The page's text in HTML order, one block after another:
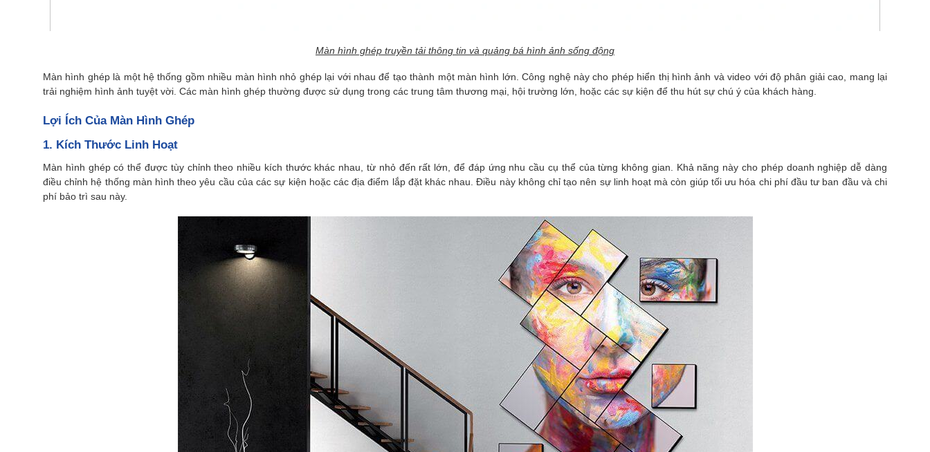
Màn hình ghép truyền tải thông tin và quảng bá hình ảnh sống động
Màn hình ghép là một hệ thống gồm nhiều màn hình nhỏ ghép lại với nhau để tạo thành một màn hình lớn. Công nghệ này cho phép hiển thị hình ảnh và video với độ phân giải cao, mang lại
trải nghiệm hình ảnh tuyệt vời. Các màn hình ghép thường được sử dụng trong các trung tâm thương mại, hội trường lớn, hoặc các sự kiện để thu hút sự chú ý của khách hàng.
Lợi Ích Của Màn Hình Ghép
1. Kích Thước Linh Hoạt
Màn hình ghép có thể được tùy chỉnh theo nhiều kích thước khác nhau, từ nhỏ đến rất lớn, để đáp ứng nhu cầu cụ thể của từng không gian. Khả năng này cho phép doanh nghiệp dễ dàng
điều chỉnh hệ thống màn hình theo yêu cầu của các sự kiện hoặc các địa điểm lắp đặt khác nhau. Điều này không chỉ tạo nên sự linh hoạt mà còn giúp tối ưu hóa chi phí đầu tư ban đầu và chi
phí bảo trì sau này.